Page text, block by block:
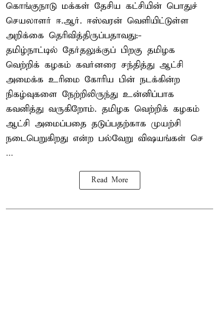
கொங்குநாடு மக்கள் தேசிய கட்சியின் பொதுச்
செயலாளர் ஈ.ஆர். ஈஸ்வரன் வெளியிட்டுள்ள
அறிக்கை தெரிவித்திருப்பதாவது:-
தமிழ்நாட்டில் தேர்தலுக்குப் பிறகு தமிழக
வெற்றிக் கழகம் கவர்னரை சந்தித்து ஆட்சி
அமைக்க உரிமை கோரிய பின் நடக்கின்ற
நிகழ்வுகளை நேற்றிலிருந்து உன்னிப்பாக
கவனித்து வருகிறோம். தமிழக வெற்றிக் கழகம்
ஆட்சி அமைப்பதை தடுப்பதற்காக முயற்சி
நடைபெறுகிறது என்ற பல்வேறு விஷயங்கள் செ
...
Read More